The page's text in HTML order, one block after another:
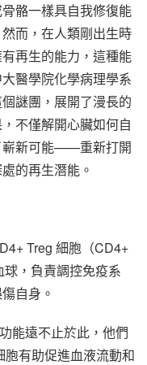
骼一樣具自我修復能
而，在人類剛出生時
再生的能力，這種能
醫學院化學病理學系
謎團，展開了漫長的
不僅解開心臟如何自
嶄新可能——重新打開
的再生潛能。
Treg 細胞（CD4+
，負責調控免疫系
自身。
能遠不止於此，他們
有助促進血液流動和